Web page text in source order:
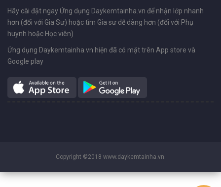
Hãy cài đặt ngay Ứng dụng Daykemtainha.vn để nhận lớp nhanh
hơn (đối với Gia Sư) hoặc tìm Gia sư dễ dàng hơn (đối với Phụ
huynh hoặc Học viên)
Ứng dụng Daykemtainha.vn hiện đã có mặt trên App store và
Google play
Copyright ©2018 www.daykemtainha.vn.